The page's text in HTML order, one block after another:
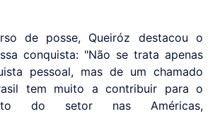
de posse, Queiróz destacou o
conquista: "Não se trata apenas
pessoal, mas de um chamado
tem muito a contribuir para o
do setor nas Américas,